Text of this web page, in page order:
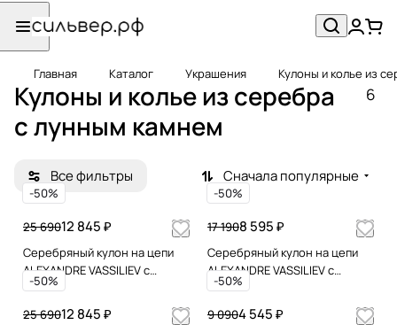
Главная Каталог Украшения Кулоны и колье из
Кулоны и колье из серебра
с лунным камнем
6
Все фильтры Сначала популярные
-50%
12 845 ₽
25 690
Серебряный кулон на цепи
ALEXANDRE VASSILIEV с
лунным камнем и
марказитами Swarovski
-50%
8 595 ₽
17 190
Серебряный кулон на цепи
ALEXANDRE VASSILIEV с
лунным камнем и
марказитами Swarovski
-50%
12 845 ₽
25 690
-50%
4 545 ₽
9 090